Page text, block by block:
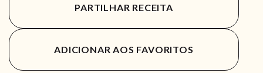
PARTILHAR RECEITA
ADICIONAR AOS FAVORITOS